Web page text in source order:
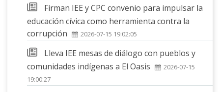
Firman IEE y CPC convenio para impulsar la
educación cívica como herramienta contra la
corrupción
2026-07-15 19:02:05
Lleva IEE mesas de diálogo con pueblos y
comunidades indígenas a El Oasis
2026-07-15
19:00:27